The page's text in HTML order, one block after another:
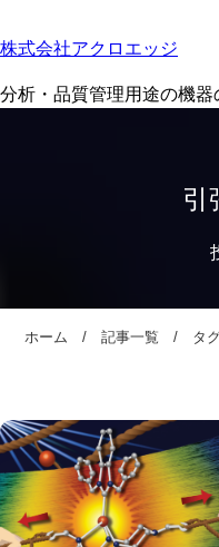
株式会社アクロエッジ
分析・品質管理用途の機
引
ホーム 記事一覧 タ